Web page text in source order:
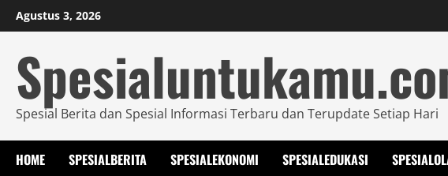
Skip
to
content
Agustus 3, 2026
Spesial Berita dan Spesial Informasi Terbaru dan Terupdate Setiap Hari
HOME SPESIALBERITA SPESIALEKONOMI SPESIALEDUKASI